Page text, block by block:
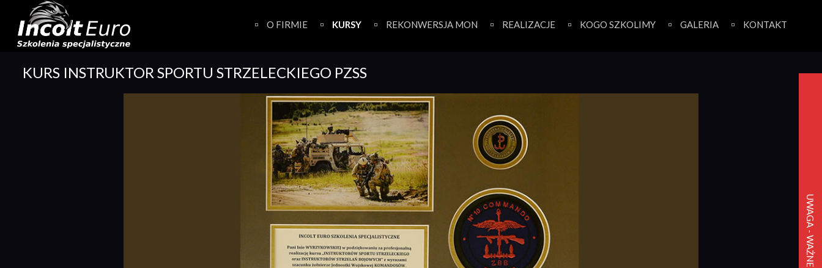
content
O FIRMIE KURSY REKONWERSJA MON REALIZACJE KOGO SZKOLIMY GALERIA KONTAKT
KURS INSTRUKTOR SPORTU STRZELECKIEGO PZSS
UWAGA - WAŻNE